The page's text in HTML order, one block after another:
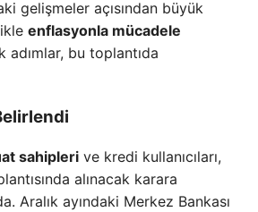
gelişmeler açısından büyük
enflasyonla mücadele
adımlar, bu toplantıda
sahipleri ve kredi kullanıcıları,
alınacak karara
Aralık ayındaki Merkez Bankası